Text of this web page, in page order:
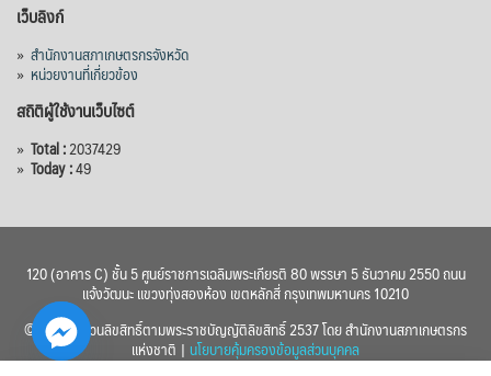
เว็บลิงก์
» สำนักงานสภาเกษตรกรจังหวัด
» หน่วยงานที่เกี่ยวข้อง
สถิติผู้ใช้งานเว็บไซต์
» Total :2037429
» Today :49
120 (อาคาร C) ชั้น 5 ศูนย์ราชการเฉลิมพระเกียรติ 80 พรรษา 5 ธันวาคม 2550 ถนน
แจ้งวัฒนะ แขวงทุ่งสองห้อง เขตหลักสี่ กรุงเทพมหานคร 10210
© 2560 สงวนลิขสิทธิ์ตามพระราชบัญญัติลิขสิทธิ์ 2537 โดย สำนักงานสภาเกษตรกร
แห่งชาติ | นโยบายคุ้มครองข้อมูลส่วนบุคคล